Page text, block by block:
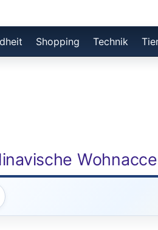
Shopping Technik